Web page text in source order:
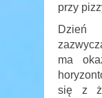
przy
Dzień
ma
się z